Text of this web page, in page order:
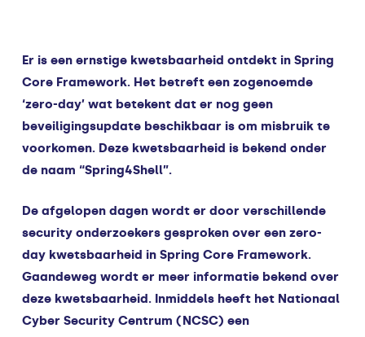
Er is een ernstige kwetsbaarheid ontdekt in Spring
Core Framework. Het betreft een zogenoemde
‘zero-day’ wat betekent dat er nog geen
beveiligingsupdate beschikbaar is om misbruik te
voorkomen. Deze kwetsbaarheid is bekend onder
de naam “Spring4Shell”.
De afgelopen dagen wordt er door verschillende
security onderzoekers gesproken over een zero-
day kwetsbaarheid in Spring Core Framework.
Gaandeweg wordt er meer informatie bekend over
deze kwetsbaarheid. Inmiddels heeft het Nationaal
Cyber Security Centrum (NCSC) een